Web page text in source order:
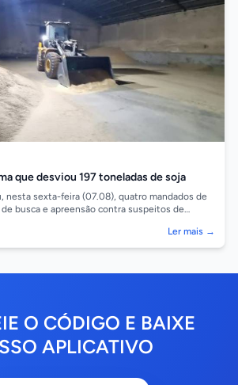
que desviou 197 toneladas de soja
nesta sexta-feira (07.08), quatro mandados de
de busca e apreensão contra suspeitos de
Ler mais →
O CÓDIGO E BAIXE
APLICATIVO